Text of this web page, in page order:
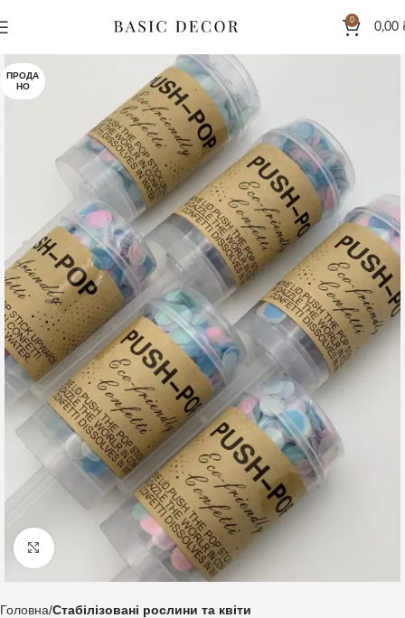
0
0,00
ПРОДА
НО
Клацніть, щоб збільшити
Головна Стабілізовані рослини та квіти